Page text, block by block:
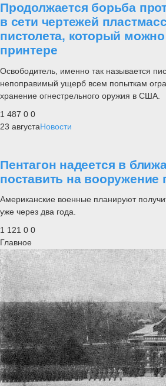
Продолжается борьба
в сети чертежей
пистолета, который
принтере
Освободитель, именно так называется
непоправимый ущерб всем попыткам
хранение огнестрельного оружия в США.
1 487 0 0
23 августаНовости
Пентагон надеется в
поставить на вооружение
Американские военные планируют
уже через два года.
1 121 0 0
Главное